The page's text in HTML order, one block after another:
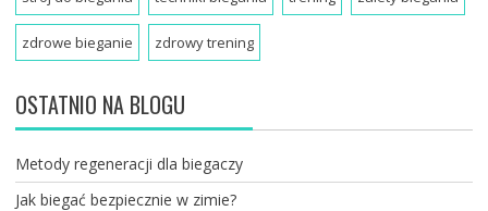
zdrowe bieganie zdrowy trening
OSTATNIO NA BLOGU
Metody regeneracji dla biegaczy
Jak biegać bezpiecznie w zimie?